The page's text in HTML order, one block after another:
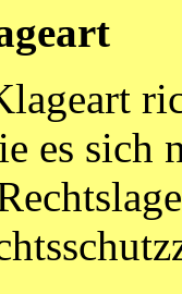
es sich